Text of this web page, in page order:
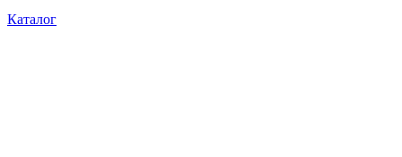
Каталог